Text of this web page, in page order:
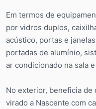
Em termos de
por vidros duplos,
acústico, portas e
portadas de alumínio,
ar condicionado na sala
No exterior, beneficia de
virado a Nascente com